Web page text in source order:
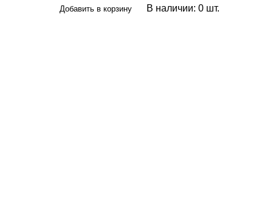
Добавить в корзину В наличии: 0 шт.